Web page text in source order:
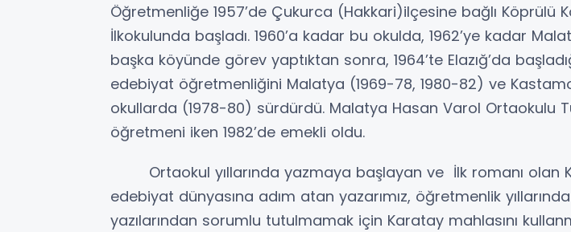
Öğretmenliğe 1957’de Çukurca (Hakkari)ilçesine bağlı Köprülü
İlkokulunda başladı. 1960’a kadar bu okulda, 1962’ye kadar
başka köyünde görev yaptıktan sonra, 1964’te Elazığ’da
edebiyat öğretmenliğini Malatya (1969-78, 1980-82) ve
okullarda (1978-80) sürdürdü. Malatya Hasan Varol Ortaokulu
öğretmeni iken 1982’de emekli oldu.
Ortaokul yıllarında yazmaya başlayan ve İlk romanı olan
edebiyat dünyasına adım atan yazarımız, öğretmenlik
yazılarından sorumlu tutulmamak için Karatay mahlasını